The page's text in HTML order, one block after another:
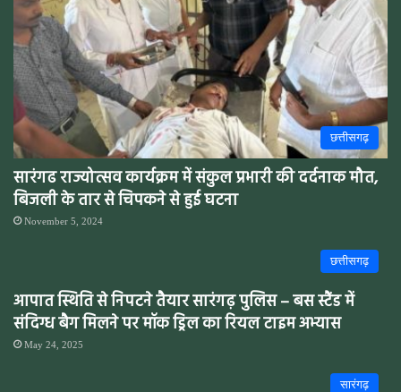
छत्तीसगढ़
सारंगढ राज्योत्सव कार्यक्रम में संकुल प्रभारी की दर्दनाक मौत,
बिजली के तार से चिपकने से हुई घटना
November 5, 2024
छत्तीसगढ़
आपात स्थिति से निपटने तैयार सारंगढ़ पुलिस – बस स्टैंड में
संदिग्ध बैग मिलने पर मॉक ड्रिल का रियल टाइम अभ्यास
May 24, 2025
सारंगढ़